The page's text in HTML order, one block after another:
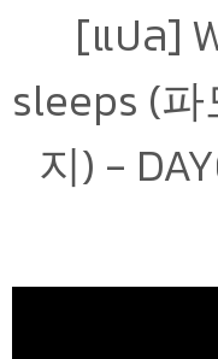
[แปล]
sleeps (
지) -